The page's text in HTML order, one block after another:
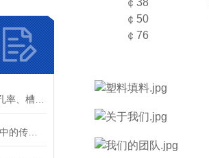
￠38
￠50
￠76